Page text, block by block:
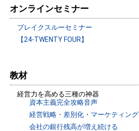
オンラインセミナー
ブレイクスルーセミナー
【24-TWENTY FOUR】
教材
経営力を高める三種の神器
資本主義完全攻略音声
経営戦略・差別化・マーケティング
会社の銀行残高が増え続ける